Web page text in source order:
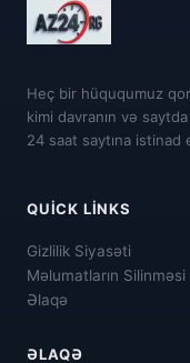
Heç bir hüququmuz
kimi davranın və
24 saat saytına istinad
QUICK LINKS
Gizlilik Siyasəti
Məlumatların Silinməsi
Əlaqə
ƏLAQƏ